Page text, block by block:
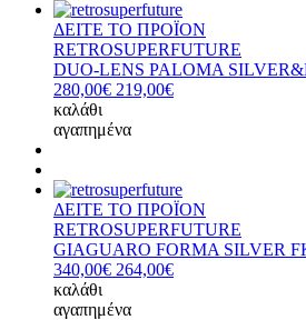
ΔΕΙΤΕ ΤΟ ΠΡΟΪΟΝ
RETROSUPERFUTURE
DUO-LENS PALOMA
280,00€ 219,00€
καλάθι
αγαπημένα
ΔΕΙΤΕ ΤΟ ΠΡΟΪΟΝ
RETROSUPERFUTURE
GIAGUARO FORMA SILVER
340,00€ 264,00€
καλάθι
αγαπημένα